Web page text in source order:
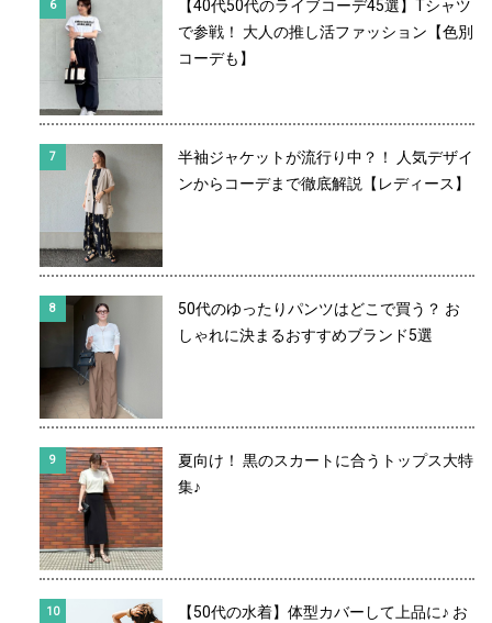
【40代50代のライブコーデ45選】Tシャツ
で参戦！ 大人の推し活ファッション【色別
コーデも】
半袖ジャケットが流行り中？！ 人気デザイ
ンからコーデまで徹底解説【レディース】
50代のゆったりパンツはどこで買う？ お
しゃれに決まるおすすめブランド5選
夏向け！ 黒のスカートに合うトップス大特
集♪
【50代の水着】体型カバーして上品に♪ お